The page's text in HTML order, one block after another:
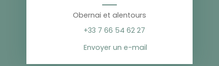
Obernai et alentours
+33 7 66 54 62 27
Envoyer un e-mail